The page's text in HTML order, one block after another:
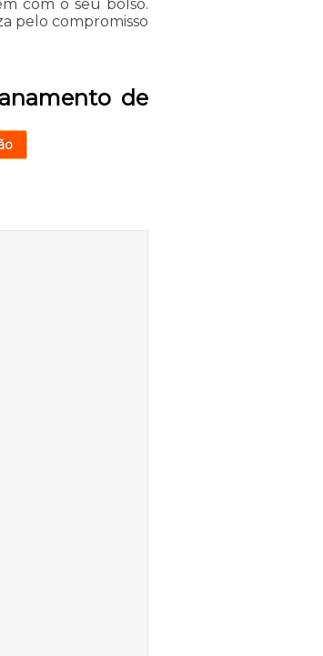
com o seu bolso.
pelo compromisso
de